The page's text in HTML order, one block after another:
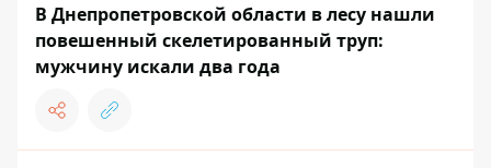
В Днепропетровской области в лесу нашли
повешенный скелетированный труп:
мужчину искали два года